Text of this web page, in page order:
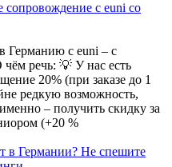
с euni со
Германию с euni – с
речь: 💡 У нас есть
20% (при заказе до 1
редкую возможность,
– получить скидку за
(+20 %
в Германии? Не спешите